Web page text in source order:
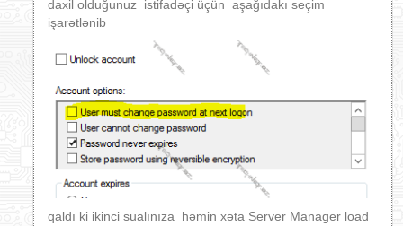
daxil olduğunuz istifadəçi üçün aşağıdakı seçim
işarətlənib
qaldı ki ikinci sualınıza həmin xəta Server Manager load